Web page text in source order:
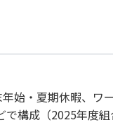
始・夏期休暇、ワ
構成（2025年度組